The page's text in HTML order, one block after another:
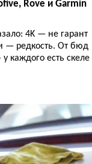
Rove и Garmin
4K — не гарант
— редкость. От бюд
каждого есть скеле